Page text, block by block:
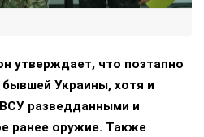
утверждает, что поэтапно
Украины, хотя и
разведданными и
ранее оружие. Также